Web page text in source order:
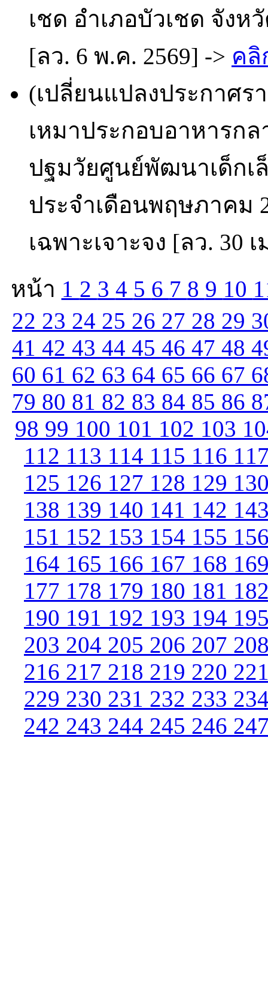
เชด อำเภอบัวเชด จังห
[ลว. 6 พ.ค. 2569] -> คลิ
(เปลี่ยนแปลงประกาศร
เหมาประกอบอาหารกล
ปฐมวัยศูนย์พัฒนาเด็กเ
ประจำเดือนพฤษภาคม
เฉพาะเจาะจง [ลว. 30
หน้า 1 2 3 4 5 6 7 8 9 10
22 23 24 25 26 27 28 29
41 42 43 44 45 46 47 48
60 61 62 63 64 65 66 67
79 80 81 82 83 84 85 86
98 99 100 101 102 103
112 113 114 115 116
125 126 127 128 129
138 139 140 141 142
151 152 153 154 155
164 165 166 167 168
177 178 179 180 181
190 191 192 193 194
203 204 205 206 207
216 217 218 219 220
229 230 231 232 233
242 243 244 245 246